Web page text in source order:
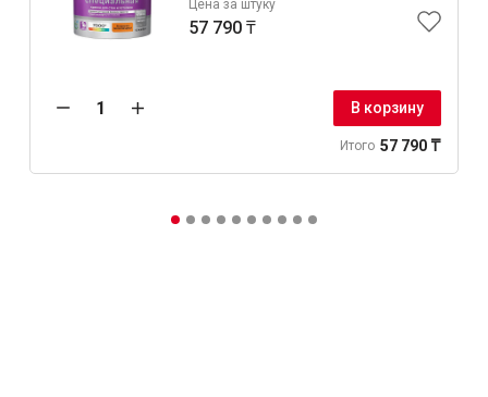
Цена за штуку
57 790 ₸
В корзину
Итого 57 790 ₸